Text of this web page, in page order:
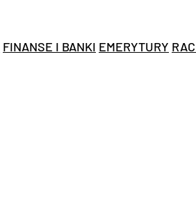
FINANSE I BANKI EMERYTURY